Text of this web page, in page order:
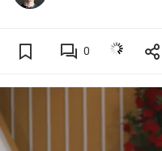
0